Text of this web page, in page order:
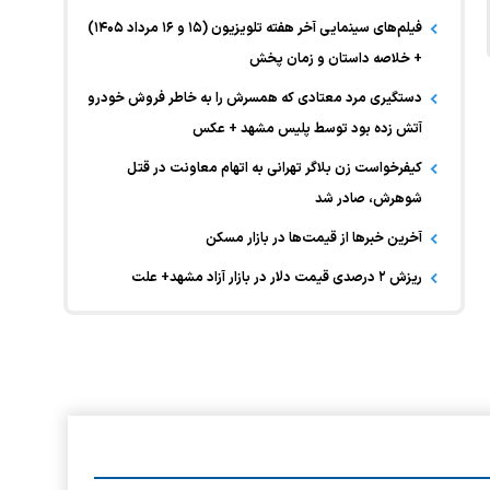
فیلم‌های سینمایی آخر هفته تلویزیون (۱۵ و ۱۶ مرداد ۱۴۰۵)
+ خلاصه داستان و زمان پخش
دستگیری مرد معتادی که همسرش را به خاطر فروش خودرو
آتش زده بود توسط پلیس مشهد + عکس
کیفرخواست زن بلاگر تهرانی به اتهام معاونت در قتل
شوهرش، صادر شد
آخرین خبر‌ها از قیمت‌ها در بازار مسکن
ریزش ۲ درصدی قیمت دلار در بازار آزاد مشهد+ علت